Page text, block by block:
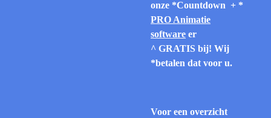
onze *Countdown + *
PRO Animatie
software er
^ GRATIS bij! Wij
*betalen dat voor u.
Voor een overzicht